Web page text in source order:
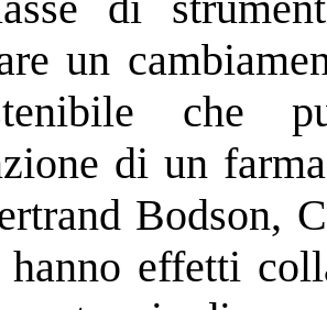
un
che
di un
Bodson,
effetti